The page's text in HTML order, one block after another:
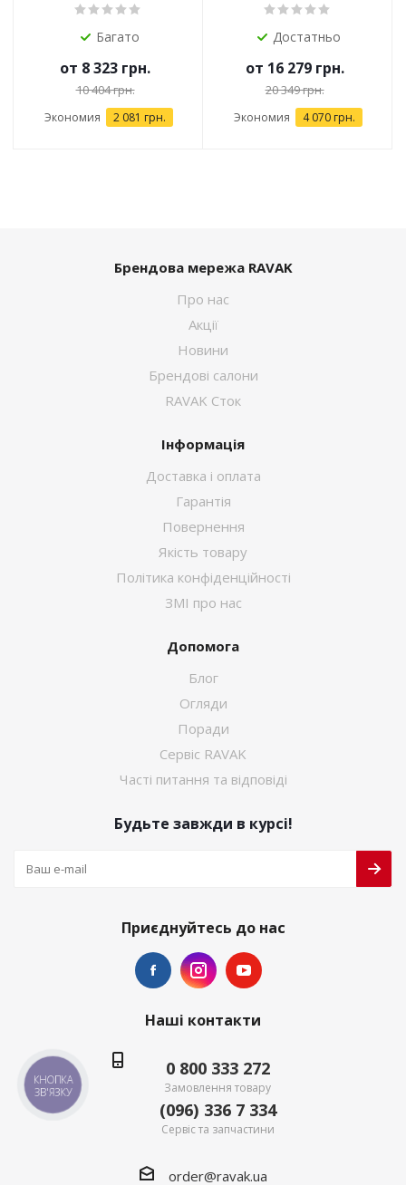
Багато
от 8 323 грн.
10 404 грн.
Экономия 2 081 грн.
Достатньо
от 16 279 грн.
20 349 грн.
Экономия 4 070 грн.
Брендова мережа RAVAK
Про нас
Акції
Новини
Брендові салони
RAVAK Сток
Інформація
Доставка і оплата
Гарантія
Повернення
Якість товару
Політика конфіденційності
ЗМІ про нас
Допомога
Блог
Огляди
Поради
Сервіс RAVAK
Часті питання та відповіді
Будьте завжди в курсі!
Приєднуйтесь до нас
Наші контакти
0 800 333 272
Замовлення товару
(096) 336 7 334
Сервіс та запчастини
order@ravak.ua
КНОПКА
ЗВ'ЯЗКУ